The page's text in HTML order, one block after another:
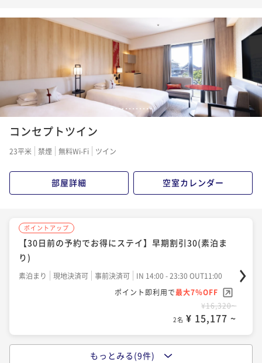
朝食付き 現地決済可
IN 14:00 - 23:30 OUT11:00
ポイント即利用で
最大7％OFF
¥18,840~
2名 ¥ 17,521 ~
ポイントアップ
【60日前の予約でお得にステイ】早期割引60(素泊ま
り)
素泊まり 現地決済可 事前決済可
¥20,160~
2名 ¥ 18,748 ~
ポイントアップ
【90日前の予約でお得にステイ】早期割引90(朝食付)
朝食付き
ポイント即利用で最大7％OFF
¥24,240~
¥ 22,543 ~
ポイントアップ
素泊まり 事前決済可
IN 14:00 - 26:00 OUT11:00
ポイント即利用で
最大7％OFF
¥19,200~
2名 ¥ 17,856 ~
ポイントアップ
【90日前の予約でお得にステイ】早期割引90(素泊ま
り)
素泊まり 現地決済可 事前決済可
¥21,000~
2名 ¥ 19,530 ~
ポイントアップ
【30日前の予約でお得にステイ】早期割引30(朝食付)
朝食付き
ポイント即利用で最大7％OFF
¥22,920~
¥ 21,315 ~
ポイントアップ
【60日前の予約でお得にステイ】早期割引60(素泊ま
12345 6 7 8 9 10 1112
コンセプトツイン
23平米 禁煙 無料Wi-Fi ツイン
部屋詳細 空室カレンダー
ポイントアップ
【30日前の予約でお得にステイ】早期割引30(素泊ま
り)
素泊まり 現地決済可 事前決済可
IN 14:00 - 23:30 OUT11:00
ポイント即利用で最大7％OFF
¥16,320~
2名 ¥ 15,177 ~
もっとみる(9件)